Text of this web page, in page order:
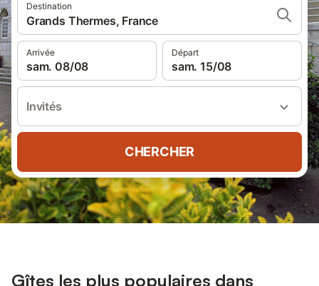
Destination
Grands Thermes, France
Arrivée
sam. 08/08
Départ
sam. 15/08
Invités
CHERCHER
Gîtes les plus populaires dans